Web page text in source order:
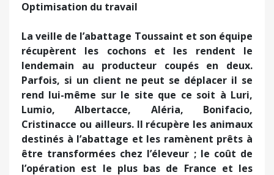
Optimisation du travail
La veille de l’abattage Toussaint et son équipe
récupèrent les cochons et les rendent le
lendemain au producteur coupés en deux.
Parfois, si un client ne peut se déplacer il se
rend lui-même sur le site que ce soit à Luri,
Lumio, Albertacce, Aléria, Bonifacio,
Cristinacce ou ailleurs. Il récupère les animaux
destinés à l’abattage et les ramènent prêts à
être transformées chez l’éleveur ; le coût de
l’opération est le plus bas de France et les